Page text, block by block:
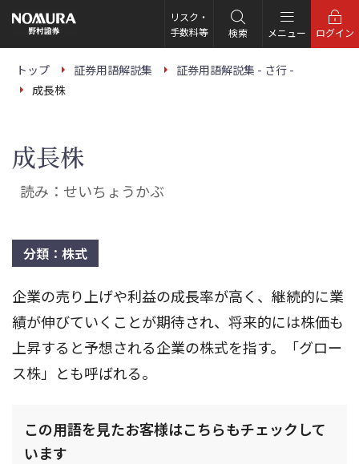
の
ー
リスク・
手数料等
検索 メニュー ログイン
トップ 証券用語解説集
証券用語解説集 - さ行 -
成長株
成長株
読み：せいちょうかぶ
分類：株式
企業の売り上げや利益の成長率が高く、継続的に業
績が伸びていくことが期待され、将来的には株価も
上昇すると予想される企業の株式を指す。「グロー
ス株」とも呼ばれる。
この用語を見たお客様はこちらもチェックして
います